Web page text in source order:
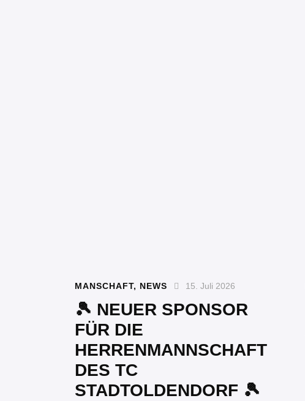
MANSCHAFT, NEWS 15. Juli 2026
🎾 NEUER SPONSOR
FÜR DIE
HERRENMANNSCHAFT
DES TC
STADTOLDENDORF 🎾